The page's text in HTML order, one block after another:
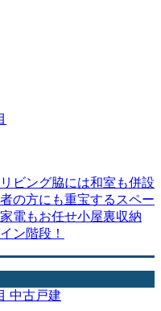
ビング脇には和室も併設
の方にも重宝するスペー
電もお任せ小屋裏収納
ン階段！
中古戸建